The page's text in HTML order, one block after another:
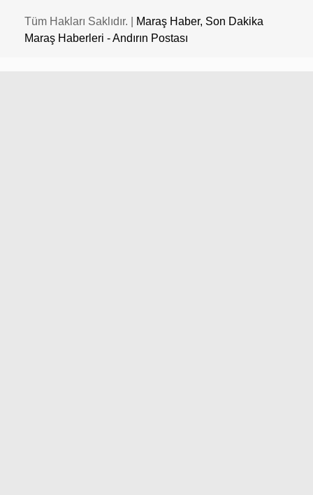
Tüm Hakları Saklıdır. |
Maraş Haber, Son Dakika
Maraş Haberleri - Andırın Postası